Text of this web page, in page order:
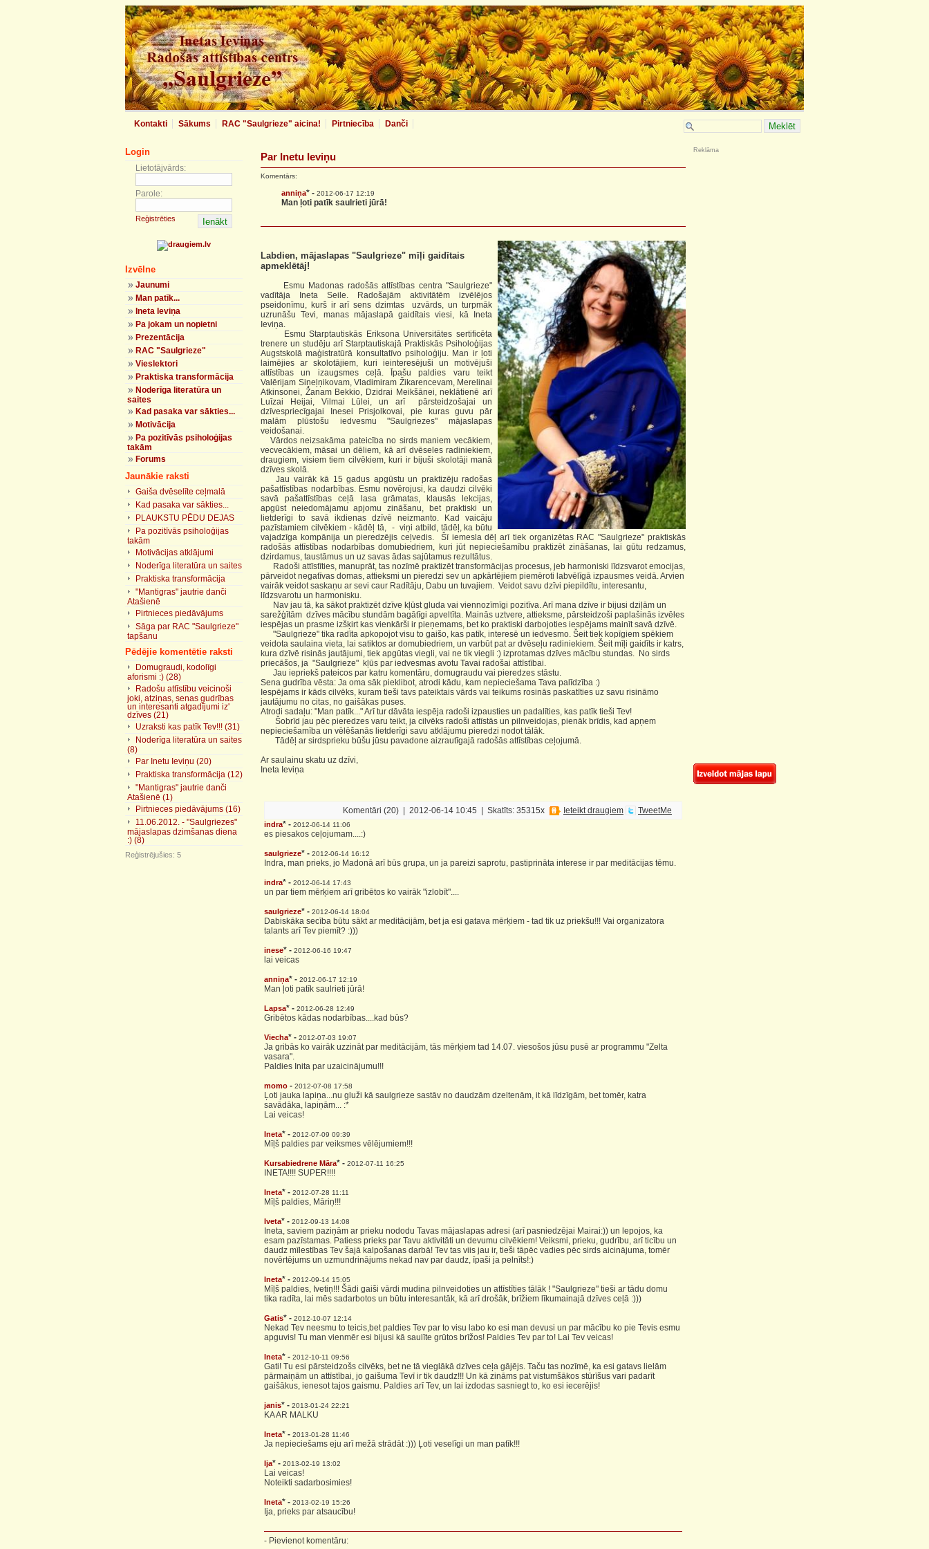
Kontakti Sākums RAC "Saulgrieze" aicina! Pirtniecība Danči
Login
Lietotājvārds:
Parole:
Reģistrēties
Izvēlne
Jaunumi
Man patīk...
Ineta Ieviņa
Pa jokam un nopietni
Prezentācija
RAC "Saulgrieze"
Vieslektori
Praktiska transformācija
Noderīga literatūra un
saites
Kad pasaka var sākties...
Motivācija
Pa pozitīvās psiholoģijas
takām
Forums
Jaunākie raksti
Gaiša dvēselīte ceļmalā
Kad pasaka var sākties...
PLAUKSTU PĒDU DEJAS
Pa pozitīvās psiholoģijas
takām
Motivācijas atklājumi
Noderīga literatūra un saites
Praktiska transformācija
"Mantigras" jautrie danči
Atašienē
Pirtnieces piedāvājums
Sāga par RAC "Saulgrieze"
tapšanu
Pēdējie komentētie raksti
Domugraudi, kodolīgi
aforismi :) (28)
Radošu attīstību veicinoši
joki, atziņas, senas gudrības
un interesanti atgadījumi iz'
dzīves (21)
Uzraksti kas patīk Tev!!! (31)
Noderīga literatūra un saites
(8)
Par Inetu Ieviņu (20)
Praktiska transformācija (12)
"Mantigras" jautrie danči
Atašienē (1)
Pirtnieces piedāvājums (16)
11.06.2012. - "Saulgriezes"
mājaslapas dzimšanas diena
:) (8)
Reģistrējušies: 5
Par Inetu Ieviņu
Komentārs:
anniņa* - 2012-06-17 12:19
Man ļoti patīk saulrieti jūrā!
Labdien, mājaslapas "Saulgrieze" mīļi gaidītais
apmeklētāj!
Esmu Madonas radošās attīstības centra "Saulgrieze"
vadītāja Ineta Seile. Radošajām aktivitātēm izvēlējos
pseidonīmu, kurš ir arī sens dzimtas uzvārds, un turpmāk
uzrunāšu Tevi, manas mājaslapā gaidītais viesi, kā Ineta
Ieviņa.
Esmu Starptautiskās Eriksona Universitātes sertificēta
trenere un studēju arī Starptautiskajā Praktiskās Psiholoģijas
Augstskolā maģistratūrā konsultatīvo psiholoģiju. Man ir ļoti
laimējies ar skolotājiem, kuri ieinteresējuši un motivējuši
attīstības un izaugsmes ceļā. Īpašu paldies varu teikt
Valērijam Siņeļņikovam, Vladimiram Žikarencevam, Merelinai
Atkinsonei, Žanam Bekkio, Dzidrai Meikšānei, neklātienē arī
Luīzai Heijai, Vilmai Lūlei, un arī pārsteidzošajai un
dzīvespriecīgajai Inesei Prisjolkovai, pie kuras guvu pār
malām plūstošu iedvesmu "Saulgriezes" mājaslapas
veidošanai.
Vārdos neizsakāma pateicība no sirds maniem vecākiem,
vecvecākiem, māsai un dēliem, kā arī dvēseles radiniekiem,
draugiem, visiem tiem cilvēkiem, kuri ir bijuši skolotāji manā
dzīves skolā.
Jau vairāk kā 15 gadus apgūstu un praktizēju radošas
pašattīstības nodarbības. Esmu novērojusi, ka daudzi cilvēki
savā pašattīstības ceļā lasa grāmatas, klausās lekcijas,
apgūst neiedomājamu apjomu zināšanu, bet praktiski un
lietderīgi to savā ikdienas dzīvē neizmanto. Kad vaicāju
pazīstamiem cilvēkiem - kādēļ tā, - viņi atbild, tādēļ, ka būtu
vajadzīga kompānija un pieredzējis ceļvedis. Šī iemesla dēļ arī tiek organizētas RAC "Saulgrieze" praktiskās
radošās attīstības nodarbības domubiedriem, kuri jūt nepieciešamību praktizēt zināšanas, lai gūtu redzamus,
dzirdamus, taustāmus un uz savas ādas sajūtamus rezultātus.
Radoši attīstīties, manuprāt, tas nozīmē praktizēt transformācijas procesus, jeb harmoniski līdzsvarot emocijas,
pārveidot negatīvas domas, attieksmi un pieredzi sev un apkārtējiem piemēroti labvēlīgā izpausmes veidā. Arvien
vairāk veidot saskaņu ar sevi caur Radītāju, Dabu un tuvajiem. Veidot savu dzīvi piepildītu, interesantu,
līdzsvarotu un harmonisku.
Nav jau tā, ka sākot praktizēt dzīve kļūst gluda vai viennozīmīgi pozitīva. Arī mana dzīve ir bijusi dziļām un
sarežģītām dzīves mācību stundām bagātīgi apveltīta. Mainās uztvere, attieksme, pārsteidzoši paplašinās izvēles
iespējas un prasme izšķirt kas vienkārši ir pieņemams, bet ko praktiski darbojoties iespējams mainīt savā dzīvē.
"Saulgrieze" tika radīta apkopojot visu to gaišo, kas patīk, interesē un iedvesmo. Šeit tiek kopīgiem spēkiem
veidota saulaina vieta, lai satiktos ar domubiedriem, un varbūt pat ar dvēseļu radiniekiem. Šeit mīļi gaidīts ir katrs,
kura dzīvē risinās jautājumi, tiek apgūtas viegli, vai ne tik viegli :) izprotamas dzīves mācību stundas. No sirds
priecāšos, ja "Saulgrieze" kļūs par iedvesmas avotu Tavai radošai attīstībai.
Jau iepriekš pateicos par katru komentāru, domugraudu vai pieredzes stāstu.
Sena gudrība vēsta: Ja oma sāk pieklibot, atrodi kādu, kam nepieciešama Tava palīdzība :)
Iespējams ir kāds cilvēks, kuram tieši tavs pateiktais vārds vai teikums rosinās paskatīties uz savu risināmo
jautājumu no citas, no gaišākas puses.
Atrodi sadaļu: "Man patīk..." Arī tur dāvāta iespēja radoši izpausties un padalīties, kas patīk tieši Tev!
Šobrīd jau pēc pieredzes varu teikt, ja cilvēks radoši attīstās un pilnveidojas, pienāk brīdis, kad apņem
nepieciešamība un vēlēšanās lietderīgi savu atklājumu pieredzi nodot tālāk.
Tādēļ ar sirdsprieku būšu jūsu pavadone aizrautīgajā radošās attīstības ceļojumā.
Ar saulainu skatu uz dzīvi,
Ineta Ieviņa
Komentāri (20) | 2012-06-14 10:45 | Skatīts: 35315x Ieteikt draugiem TweetMe
indra* - 2012-06-14 11:06
es piesakos ceļojumam....:)
saulgrieze* - 2012-06-14 16:12
Indra, man prieks, jo Madonā arī būs grupa, un ja pareizi saprotu, pastiprināta interese ir par meditācijas tēmu.
indra* - 2012-06-14 17:43
un par tiem mērķiem arī gribētos ko vairāk "izlobīt"....
saulgrieze* - 2012-06-14 18:04
Dabiskāka secība būtu sākt ar meditācijām, bet ja esi gatava mērķiem - tad tik uz priekšu!!! Vai organizatora
talants arī Tev piemīt? :)))
inese* - 2012-06-16 19:47
lai veicas
anniņa* - 2012-06-17 12:19
Man ļoti patīk saulrieti jūrā!
Lapsa* - 2012-06-28 12:49
Gribētos kādas nodarbības....kad būs?
Viecha* - 2012-07-03 19:07
Ja gribās ko vairāk uzzināt par meditācijām, tās mērķiem tad 14.07. viesošos jūsu pusē ar programmu "Zelta
vasara".
Paldies Inita par uzaicinājumu!!!
momo - 2012-07-08 17:58
Ļoti jauka lapiņa...nu gluži kā saulgrieze sastāv no daudzām dzeltenām, it kā līdzīgām, bet tomēr, katra
savādāka, lapiņām... :*
Lai veicas!
Ineta* - 2012-07-09 09:39
Mīļš paldies par veiksmes vēlējumiem!!!
Kursabiedrene Māra* - 2012-07-11 16:25
INETA!!!! SUPER!!!!
Ineta* - 2012-07-28 11:11
Mīļš paldies, Māriņ!!!
Iveta* - 2012-09-13 14:08
Ineta, saviem paziņām ar prieku nododu Tavas mājaslapas adresi (arī pasniedzējai Mairai:)) un lepojos, ka
esam pazīstamas. Patiess prieks par Tavu aktivitāti un devumu cilvēkiem! Veiksmi, prieku, gudrību, arī ticību un
daudz mīlestības Tev šajā kalpošanas darbā! Tev tas viis jau ir, tieši tāpēc vadies pēc sirds aicinājuma, tomēr
novērtējums un uzmundrinājums nekad nav par daudz, īpaši ja pelnīts!:)
Ineta* - 2012-09-14 15:05
Mīļš paldies, Ivetiņ!!! Šādi gaiši vārdi mudina pilnveidoties un attīstīties tālāk ! "Saulgrieze" tieši ar tādu domu
tika radīta, lai mēs sadarbotos un būtu interesantāk, kā arī drošāk, brīžiem līkumainajā dzīves ceļā :)))
Gatis* - 2012-10-07 12:14
Nekad Tev neesmu to teicis,bet paldies Tev par to visu labo ko esi man devusi un par mācību ko pie Tevis esmu
apguvis! Tu man vienmēr esi bijusi kā saulīte grūtos brīžos! Paldies Tev par to! Lai Tev veicas!
Ineta* - 2012-10-11 09:56
Gati! Tu esi pārsteidzošs cilvēks, bet ne tā vieglākā dzīves ceļa gājējs. Taču tas nozīmē, ka esi gatavs lielām
pārmaiņām un attīstībai, jo gaišuma Tevī ir tik daudz!!! Un kā zināms pat vistumšākos stūrīšus vari padarīt
gaišākus, ienesot tajos gaismu. Paldies arī Tev, un lai izdodas sasniegt to, ko esi iecerējis!
janis* - 2013-01-24 22:21
KA AR MALKU
Ineta* - 2013-01-28 11:46
Ja nepieciešams eju arī mežā strādāt :))) Ļoti veselīgi un man patīk!!!
Ija* - 2013-02-19 13:02
Lai veicas!
Noteikti sadarbosimies!
Ineta* - 2013-02-19 15:26
Ija, prieks par atsaucību!
- Pievienot komentāru:
Reklāma